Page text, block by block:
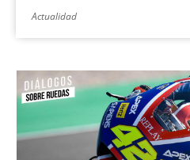
Actualidad